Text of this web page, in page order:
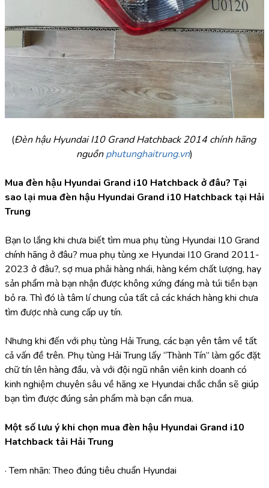
(Đèn hậu Hyundai I10 Grand Hatchback 2014 chính hãng
nguồn phutunghaitrung.vn)
Mua đèn hậu Hyundai Grand i10 Hatchback ở đâu? Tại
sao lại mua đèn hậu Hyundai Grand i10 Hatchback tại Hải
Trung
Bạn lo lắng khi chưa biết tìm mua phụ tùng Hyundai I10 Grand
chính hãng ở đâu? mua phụ tùng xe Hyundai I10 Grand 2011-
2023 ở đâu?, sợ mua phải hàng nhái, hàng kém chất lượng, hay
sản phẩm mà bạn nhận được không xứng đáng mà túi tiền bạn
bỏ ra. Thì đó là tâm lí chung của tất cả các khách hàng khi chưa
tìm được nhà cung cấp uy tín.
Nhưng khi đến với phụ tùng Hải Trung, các bạn yên tâm về tất
cả vấn đề trên. Phụ tùng Hải Trung lấy “Thành Tín” làm gốc đặt
chữ tín lên hàng đầu, và với đội ngũ nhân viên kinh doanh có
kinh nghiệm chuyên sâu về hãng xe Hyundai chắc chắn sẽ giúp
bạn tìm được đúng sản phẩm mà bạn cần mua.
Một số lưu ý khi chọn mua đèn hậu Hyundai Grand i10
Hatchback tải Hải Trung
· Tem nhãn: Theo đúng tiêu chuẩn Hyundai